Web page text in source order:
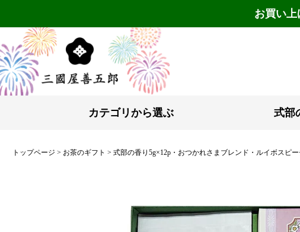
お買い上
カテゴリから選ぶ 式部
トップページ お茶のギフト 式部の香り5g×12p・おつかれさまブレンド・ルイボスピー